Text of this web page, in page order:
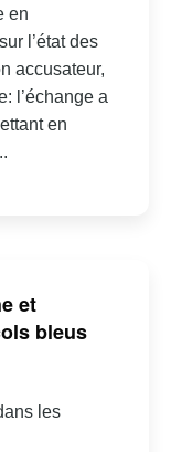
en
l’état des
accusateur,
l’échange a
en
et
bleus
les